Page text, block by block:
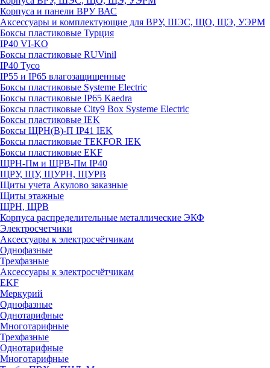
Корпуса и панели ВРУ ВАС
Аксессуары и комплектующие для ВРУ, ШЭС, ЩО, ЩЭ, УЭРМ
Боксы пластиковые Турция
IP40 VI-KO
Боксы пластиковые RUVinil
IP40 Тусо
IP55 и IP65 влагозащищенные
Боксы пластиковые Systeme Electric
Боксы пластиковые IP65 Kaedra
Боксы пластиковые City9 Box Systeme Electric
Боксы пластиковые IEK
Боксы ЩРН(В)-П IP41 IEK
Боксы пластиковые TEKFOR IEK
Боксы пластиковые EKF
ЩРН-Пм и ЩРВ-Пм IP40
ЩРУ, ЩУ, ЩУРН, ЩУРВ
Щиты учета Акулово заказные
Щиты этажные
ЩРН, ЩРВ
Корпуса распределительные металлические ЭКФ
Электросчетчики
Аксессуары к электросчётчикам
Однофазные
Трехфазные
Аксессуары к электросчётчикам
EKF
Меркурий
Однофазные
Однотарифные
Многотарифные
Трехфазные
Однотарифные
Многотарифные